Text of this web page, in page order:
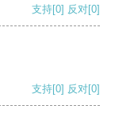
支持[0] 反对[0]
支持[0] 反对[0]